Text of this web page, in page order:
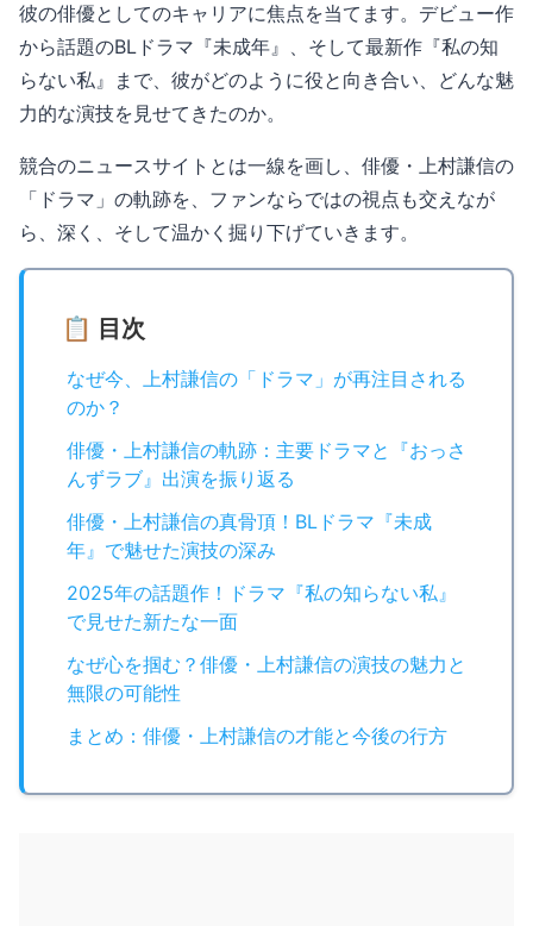
彼の俳優としてのキャリアに焦点を当てます。デビュー作
から話題のBLドラマ『未成年』、そして最新作『私の知
らない私』まで、彼がどのように役と向き合い、どんな魅
力的な演技を見せてきたのか。
競合のニュースサイトとは一線を画し、俳優・上村謙信の
「ドラマ」の軌跡を、ファンならではの視点も交えなが
ら、深く、そして温かく掘り下げていきます。
📋 目次
なぜ今、上村謙信の「ドラマ」が再注目される
のか？
俳優・上村謙信の軌跡：主要ドラマと『おっさ
んずラブ』出演を振り返る
俳優・上村謙信の真骨頂！BLドラマ『未成
年』で魅せた演技の深み
2025年の話題作！ドラマ『私の知らない私』
で見せた新たな一面
なぜ心を掴む？俳優・上村謙信の演技の魅力と
無限の可能性
まとめ：俳優・上村謙信の才能と今後の行方